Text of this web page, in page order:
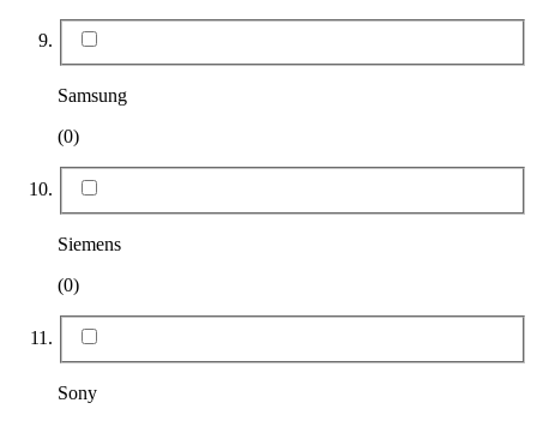
Samsung
(0)
Siemens
(0)
Sony